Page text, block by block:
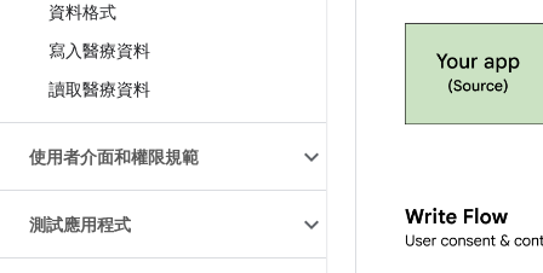
資料格式
寫入醫療資料
讀取醫療資料
使用者介面和權限規範
測試應用程式